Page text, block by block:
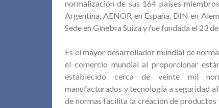
normalización de sus 164 países
Argentina, AENOR en España, DIN en
Sede en Ginebra Suiza y fue fundada el 23
Es el mayor desarrollador mundial de
el comercio mundial al proporcionar
establecido cerca de veinte mil
manufacturados y tecnología a seguridad
de normas facilita la creación de productos